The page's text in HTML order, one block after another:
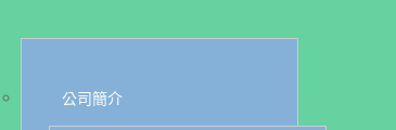
公司簡介